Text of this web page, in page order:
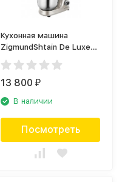
Кухонная машина
ZigmundShtain De Luxe
ZKM-997
13 800₽
В наличии
Посмотреть